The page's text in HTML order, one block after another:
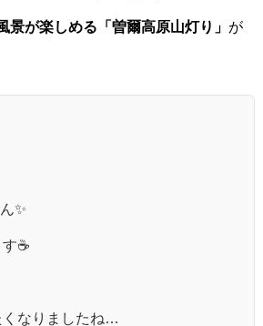
景が楽しめる「曽爾高原山灯り」 が
✨
☕️
なりましたね…